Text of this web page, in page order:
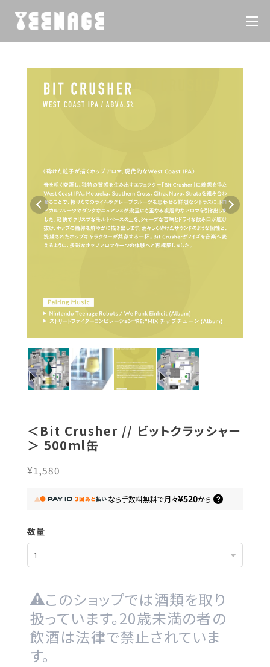
＜Bit Crusher // ビットクラッシャー
＞ 500ml缶
¥1,580
なら手数料無料で月々¥520から
数量
このショップでは酒類を取り
扱っています。20歳未満の者の
飲酒は法律で禁止されていま
す。